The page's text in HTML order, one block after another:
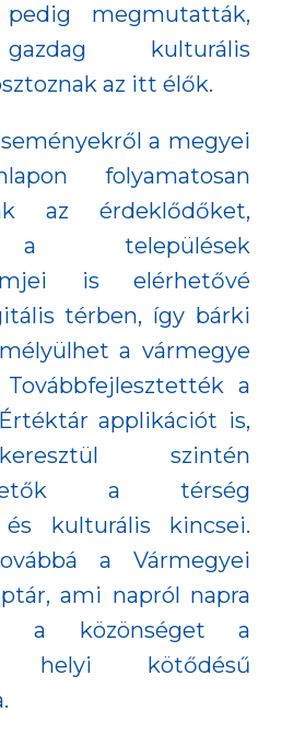
pedig megmutatták,
kulturális
az itt élők.
a megyei
folyamatosan
az érdeklődőket,
települések
is elérhetővé
térben, így bárki
a vármegye
a
applikációt is,
szintén
a térség
kulturális kincsei.
a Vármegyei
ami napról napra
a közönséget a
helyi kötődésű